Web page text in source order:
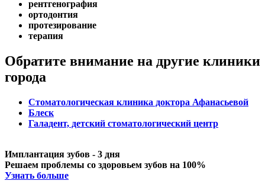
рентгенография
ортодонтия
протезирование
терапия
Обратите внимание на другие клиники
города
Стоматологическая клиника доктора Афанасьевой
Блеск
Галадент, детский стоматологический центр
Имплантация зубов - 3 дня
Решаем проблемы со здоровьем зубов на 100%
Узнать больше